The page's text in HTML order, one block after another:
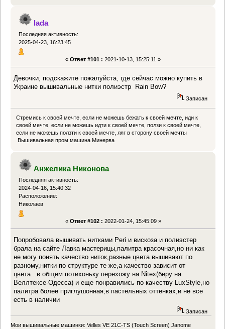
lada
Последняя активность:
2025-04-23, 16:23:45
« Ответ #101 : 2021-10-13, 15:25:11 »
Девочки, подскажите пожалуйста, где сейчас можно купить в
Украине вышивальные нитки полиэстр Rain Bow?
Записан
Стремись к своей мечте, если не можешь бежать к своей мечте, иди к
своей мечте, если не можешь идти к своей мечте, ползи к своей мечте,
если не можешь ползти к своей мечте, ляг в сторону своей мечты
Вышивальная пром машина Минерва
Анжелика Никонова
Последняя активность:
2024-04-16, 15:40:32
Расположение:
Николаев
« Ответ #102 : 2022-01-24, 15:45:09 »
Попробовала вышивать нитками Peri и вискоза и полиэстер
брала на сайте Лавка мастерицы,палитра красочная,но ни как
не могу понять качество ниток,разные цвета вышивают по
разному,нитки по структуре те же,а качество зависит от
цвета...в общем потихоньку перехожу на Nitex(беру на
Веллтексе-Одесса) и еще понравились по качеству LuxStyle,но
палитра более приглушонная,в пастельных оттенках,и не все
есть в наличии
Записан
Мои вышивальные машинки: Velles VE 21C-TS (Touch Screen) Janome